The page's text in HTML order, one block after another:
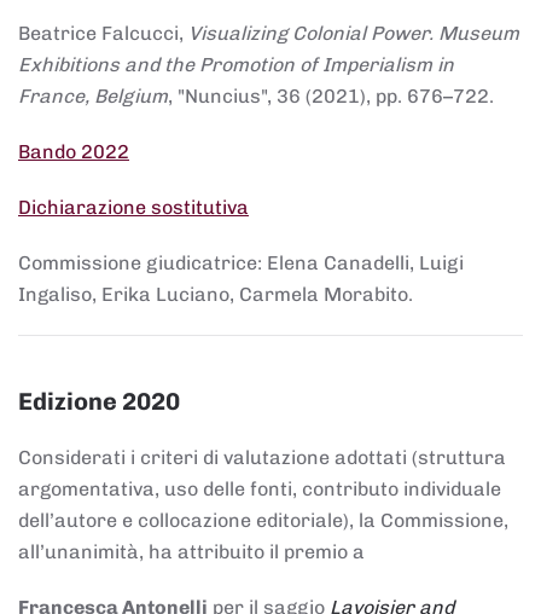
Beatrice Falcucci, Visualizing Colonial Power. Museum
Exhibitions and the Promotion of Imperialism in
France, Belgium, "Nuncius", 36 (2021), pp. 676–722.
Bando 2022
Dichiarazione sostitutiva
Commissione giudicatrice: Elena Canadelli, Luigi
Ingaliso, Erika Luciano, Carmela Morabito.
Edizione 2020
Considerati i criteri di valutazione adottati (struttura
argomentativa, uso delle fonti, contributo individuale
dell’autore e collocazione editoriale), la Commissione,
all’unanimità, ha attribuito il premio a
Francesca Antonelli per il saggio Lavoisier and